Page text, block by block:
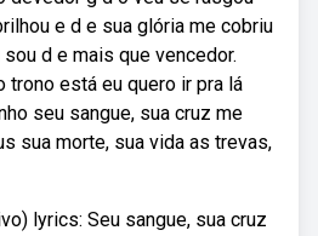
e d e sua glória me cobriu
d e mais que vencedor.
trono está eu quero ir pra lá
seu sangue, sua cruz me
sua morte, sua vida as trevas,
lyrics: Seu sangue, sua cruz